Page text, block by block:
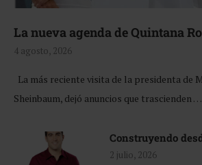
La nueva agenda de Quintana
4 agosto, 2026
La más reciente visita de la presidenta de
Sheinbaum, dejó anuncios que trascienden …
Construyendo
2 julio, 2026